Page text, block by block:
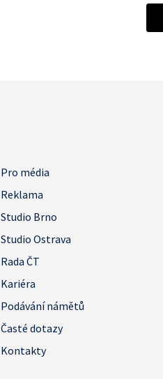
Pro média
Reklama
Studio Brno
Studio Ostrava
Rada ČT
Kariéra
Podávání námětů
Časté dotazy
Kontakty